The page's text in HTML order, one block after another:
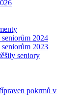
2024
2023
seniory
pokrmů v